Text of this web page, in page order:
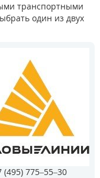
транспортными
один из двух
(495) 775–55–30